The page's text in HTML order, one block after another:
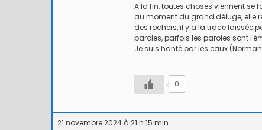
A la fin, toutes choses viennent se
au moment du grand déluge, elle
des rochers, il y a la trace laissée
paroles, parfois les paroles sont
Je suis hanté par les eaux
0
21 novembre 2024 à 21 h 15 min